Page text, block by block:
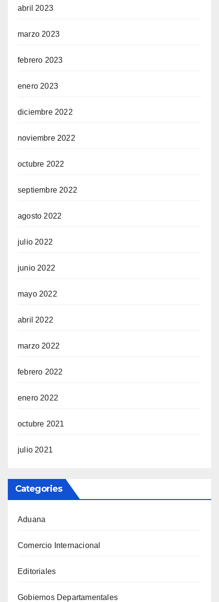
abril 2023
marzo 2023
febrero 2023
enero 2023
diciembre 2022
noviembre 2022
octubre 2022
septiembre 2022
agosto 2022
julio 2022
junio 2022
mayo 2022
abril 2022
marzo 2022
febrero 2022
enero 2022
octubre 2021
julio 2021
Categories
Aduana
Comercio Internacional
Editoriales
Gobiernos Departamentales